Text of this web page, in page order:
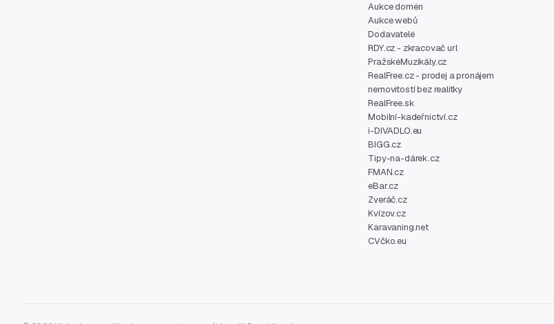
Aukce domén
Aukce webů
Dodavatelé
RDY.cz - zkracovač url
PražskéMuzikály.cz
RealFree.cz - prodej a pronájem
nemovitostí bez realitky
RealFree.sk
Mobilní-kadeřnictví.cz
i-DIVADLO.eu
BIGG.cz
Tipy-na-dárek.cz
FMAN.cz
eBar.cz
Zveráč.cz
Kvízov.cz
Karavaning.net
CVčko.eu